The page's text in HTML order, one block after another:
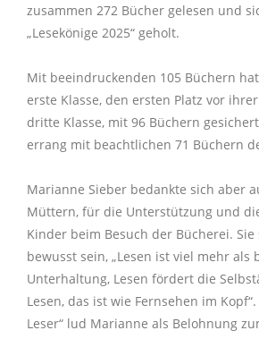
Aktuelles19
zusammen 272 Bücher gelesen und
„Lesekönige 2025“ geholt.
Mit beeindruckenden 105 Büchern
erste Klasse, den ersten Platz vor
dritte Klasse, mit 96 Büchern
errang mit beachtlichen 71 Büchern
Marianne Sieber bedankte sich aber
Müttern, für die Unterstützung und
Kinder beim Besuch der Bücherei. Sie
bewusst sein, „Lesen ist viel mehr als
Unterhaltung, Lesen fördert die
Lesen, das ist wie Fernsehen im
Leser“ lud Marianne als Belohnung